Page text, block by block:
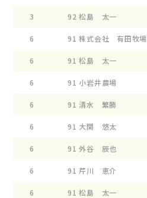
3 92 松島 太一
6 91 株式会社 有田牧場
6 91 松島 太一
6 91 小岩井農場
6 91 清水 繁勝
6 91 大関 悠太
6 91 外谷 辰也
6 91 芹川 恵介
6 91 松島 太一